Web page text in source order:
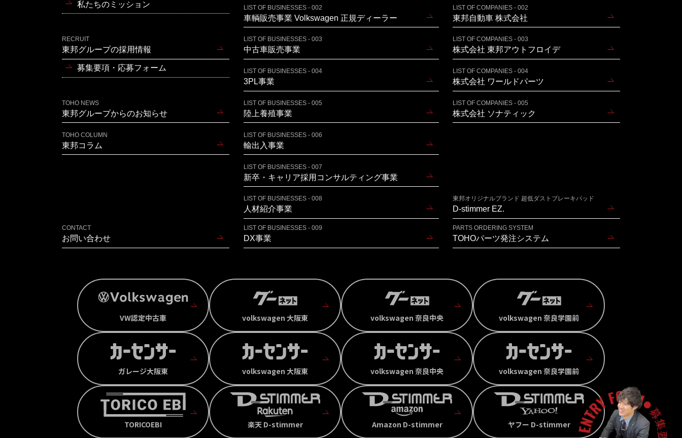
私たちのミッション
RECRUIT
東邦グループの採用情報
募集要項・応募フォーム
TOHO NEWS
東邦グループからのお知らせ
TOHO COLUMN
東邦コラム
CONTACT
お問い合わせ
LIST OF BUSINESSES - 002
車輌販売事業 Volkswagen 正規ディーラー
LIST OF BUSINESSES - 003
中古車販売事業
LIST OF BUSINESSES - 004
3PL事業
LIST OF BUSINESSES - 005
陸上養殖事業
LIST OF BUSINESSES - 006
輸出入事業
LIST OF BUSINESSES - 007
新卒・キャリア採用コンサルティング事業
LIST OF BUSINESSES - 008
人材紹介事業
LIST OF BUSINESSES - 009
DX事業
LIST OF COMPANIES - 002
東邦自動車 株式会社
LIST OF COMPANIES - 003
株式会社 東邦アウトフロイデ
LIST OF COMPANIES - 004
株式会社 ワールドパーツ
LIST OF COMPANIES - 005
株式会社 ソナティック
東邦オリジナルブランド 超低ダストブレーキパッド
D-stimmer EZ.
PARTS ORDERING SYSTEM
TOHOパーツ発注システム
VW認定中古車 volkswagen 大阪東 volkswagen 奈良中央 volkswagen 奈良学園前
ガレージ大阪東 volkswagen 大阪東 volkswagen 奈良中央 volkswagen 奈良学園前
TORICOEBI 楽天 D-stimmer Amazon D-stimmer ヤフー D-stimmer